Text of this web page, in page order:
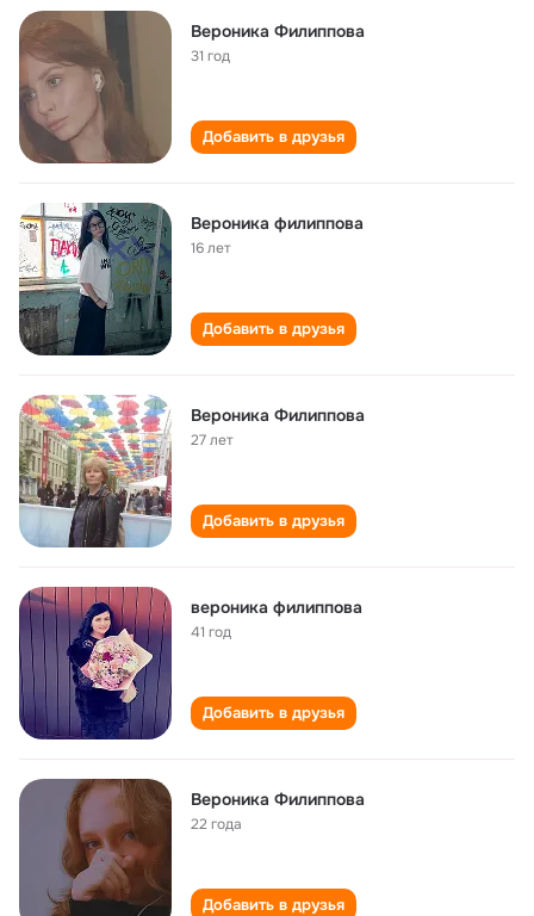
Вероника Филиппова
31 год
Добавить в друзья
Вероника филиппова
16 лет
Добавить в друзья
Вероника Филиппова
27 лет
Добавить в друзья
вероника филиппова
41 год
Добавить в друзья
Вероника Филиппова
22 года
Добавить в друзья